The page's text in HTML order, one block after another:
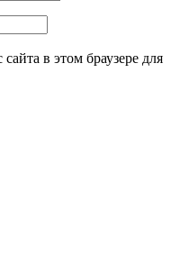
в этом браузере для